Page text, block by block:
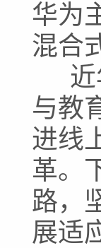
华为
混合
近
与教
进线
革。
路，
展适